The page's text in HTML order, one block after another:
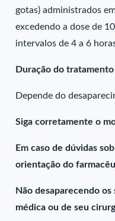
gotas) administrados
excedendo a dose de
intervalos de 4 a 6
Duração do tratamento
Depende do
Siga corretamente o
Em caso de dúvidas
orientação do
Não desaparecendo
médica ou de seu